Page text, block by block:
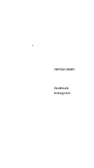
רשתות חברתיות
Facebook
Instagram